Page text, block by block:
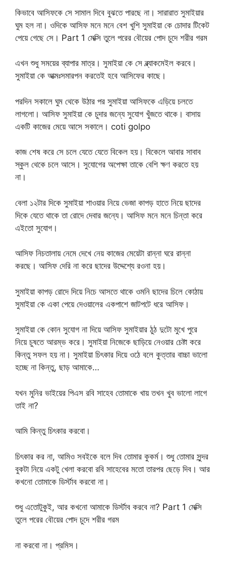
কিভাবে আসিফকে সে সামাল দিবে বুঝতে পারছে না। সারারাত সুমাইয়ার
ঘুম হল না। ওদিকে আসিফ মনে মনে বেশ খুশি সুমাইয়া কে চোদার টিকেট
পেয়ে গেছে সে। Part 1 মেক্সি তুলে পরের বৌয়ের পোদ চুদে শরীর গরম
এখন শুধু সময়ের ব্যাপার মাত্র। সুমাইয়া কে সে ব্ল্যাকমেইল করবে।
সুমাইয়া কে আত্মঃসমারপন করতেই হবে আসিফের কাছে।
পরদিন সকালে ঘুম থেকে উঠার পর সুমাইয়া আসিফকে এড়িয়ে চলতে
লাগলো। আসিফ সুমাইয়া কে চুদার জন্যে সুযোগ খুঁজতে থাকে। বাসায়
একটি কাজের মেয়ে আসে সকালে। coti golpo
কাজ শেষ করে সে চলে যেতে যেতে বিকেল হয়। বিকেলে আবার সাবাব
স্কুল থেকে চলে আসে। সুযোগের অপেক্ষা তাকে বেশি ক্ষণ করতে হয়
না।
বেলা ১২টার দিকে সুমাইয়া শাওয়ার নিয়ে ভেজা কাপড় হাতে নিয়ে ছাদের
দিকে যেতে থাকে তা রোদে দেবার জন্যে। আসিফ মনে মনে চিন্তা করে
এইতো সুযোগ।
আসিফ নিচতালায় নেমে দেখে নেয় কাজের মেয়েটা রান্না ঘরে রান্না
করছে। আসিফ দেরি না করে ছাদের উদ্দেশ্যে রওনা হয়।
সুমাইয়া কাপড় রোদে দিয়ে নিচে আসতে থাকে ওমনি ছাদের চিলে কোঠায়
সুমাইয়া কে একা পেয়ে দেওয়ালের একপাশে জাটপটে ধরে আসিফ।
সুমাইয়া কে কোন সুযোগ না দিয়ে আসিফ সুমাইয়ার ঠুঠ দুটো মুখে পুরে
নিয়ে চুষতে আরম্ভ করে। সুমাইয়া নিজেকে ছাড়িয়ে নেওয়ার চেষ্টা করে
কিন্তু সফল হয় না। সুমাইয়া চিৎকার দিয়ে ওঠে বলে কুত্তার বাচ্চা ভালো
হচ্ছে না কিন্তু, ছাড় আমাকে…
যখন মুনির ভাইয়ের পিএস রবি সাহেব তোমাকে খায় তখন খুব ভালো লাগে
তাই না?
আমি কিন্তু চিৎকার করবো।
চিৎকার কর না, আমিও সবইকে বলে দিব তোমার কুকর্ম। শুধু তোমার সুন্দর
বুকটা নিয়ে একটু খেলা করবো রবি সাহেবের মতো তারপর ছেড়ে দিব। আর
কখনো তোমাকে ডির্স্টাব করবো না।
শুধু এতোটুকুই, আর কখনো আমাকে ডির্স্টাব করবে না? Part 1 মেক্সি
তুলে পরের বৌয়ের পোদ চুদে শরীর গরম
না করবো না। প্রমিস।